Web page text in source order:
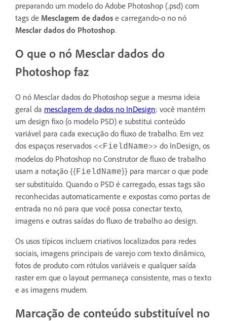
preparando um modelo do Adobe Photoshop (.psd) com
tags de Mesclagem de dados e carregando-o no nó
Mesclar dados do Photoshop.
O que o nó Mesclar dados do
Photoshop faz
O nó Mesclar dados do Photoshop segue a mesma ideia
geral da mesclagem de dados no InDesign: você mantém
um design fixo (o modelo PSD) e substitui conteúdo
variável para cada execução do fluxo de trabalho. Em vez
dos espaços reservados <<FieldName>> do InDesign, os
modelos do Photoshop no Construtor de fluxo de trabalho
usam a notação {{FieldName}} para marcar o que pode
ser substituído. Quando o PSD é carregado, essas tags são
reconhecidas automaticamente e expostas como portas de
entrada no nó para que você possa conectar texto,
imagens e outras saídas do fluxo de trabalho ao design.
Os usos típicos incluem criativos localizados para redes
sociais, imagens principais de varejo com texto dinâmico,
fotos de produto com rótulos variáveis e qualquer saída
raster em que o layout permaneça consistente, mas o texto
e as imagens mudem.
Marcação de conteúdo substituível no